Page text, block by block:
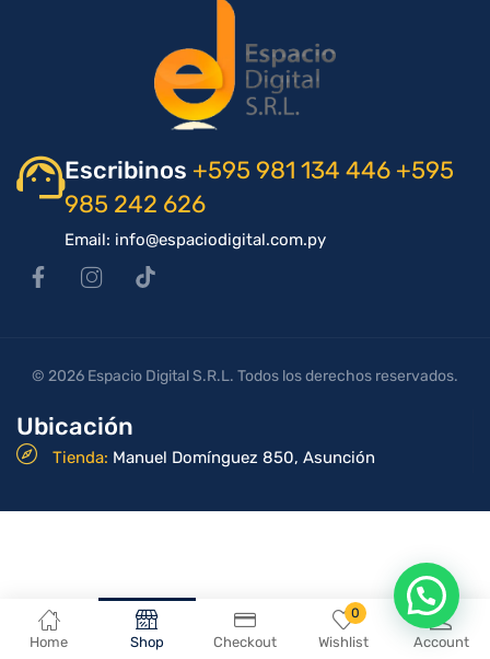
Home Shop Checkout
0
Wishlist Account
Escribinos +595 981 134 446 +595
985 242 626
Email: info@espaciodigital.com.py
Ubicación
Tienda: Manuel Domínguez 850, Asunción
© 2026 Espacio Digital S.R.L. Todos los derechos reservados.